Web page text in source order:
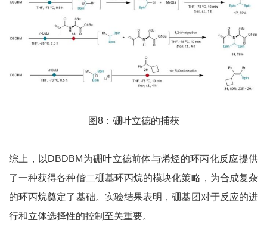
图8：硼叶立德的捕获
综上，以DBDBM为硼叶立德前体与烯烃的环丙化反应提供
了一种获得各种偕二硼基环丙烷的模块化策略，为合成复杂
的环丙烷奠定了基础。实验结果表明，硼基团对于反应的进
行和立体选择性的控制至关重要。